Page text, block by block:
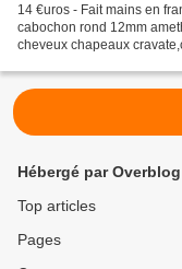
14 €uros - Fait mains en
cabochon rond 12mm
cheveux chapeaux
Hébergé par Overblog
Top articles
Pages